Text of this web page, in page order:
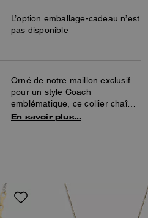
L’option emballage-cadeau n’est
pas disponible
Orné de notre maillon exclusif
pour un style Coach
emblématique, ce collier chaîne
en métal mélangé offre un look
En savoir plus…